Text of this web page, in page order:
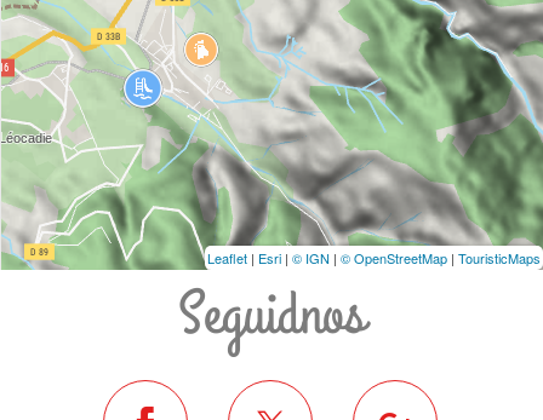
Leaflet | Esri | © IGN | © OpenStreetMap | TouristicMaps
Seguidnos